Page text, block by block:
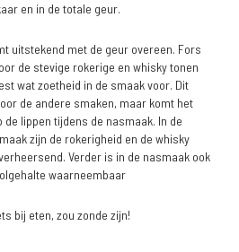
en in de totale geur.
uitstekend met de geur overeen. Fors
de stevige rokerige en whisky tonen
wat zoetheid in de smaak voor. Dit
de andere smaken, maar komt het
lippen tijdens de nasmaak. In de
zijn de rokerigheid en de whisky
Verder is in de nasmaak ook
waarneembaar
bij eten, zou zonde zijn!